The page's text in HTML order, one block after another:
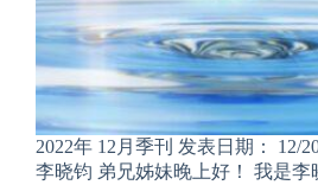
2022年 12月季刊 发表日期： 12/
李晓钧 弟兄姊妹晚上好！ 我是李